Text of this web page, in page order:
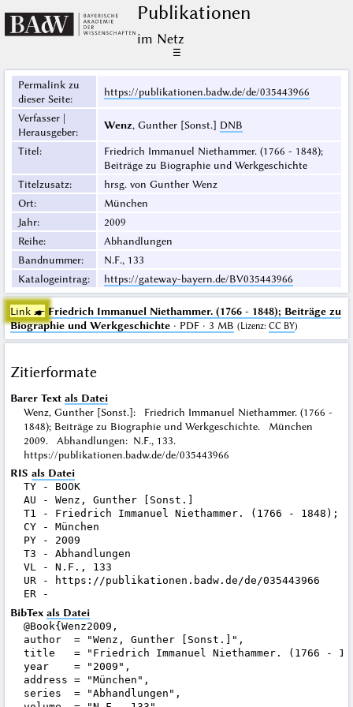
Publikationen
im Netz
☰
Permalink zu
dieser Seite:
https://publikationen.badw.de/de/035443966
Verfasser |
Herausgeber:
Wenz, Gunther [Sonst.] DNB
Titel:
Friedrich Immanuel Niethammer. (1766 - 1848);
Beiträge zu Biographie und Werkgeschichte
Titelzusatz:
hrsg. von Gunther Wenz
Ort:
München
Jahr:
2009
Reihe:
Abhandlungen
Bandnummer:
N.F., 133
Katalogeintrag: https://gateway-bayern.de/BV035443966
Link ☛ Friedrich Immanuel Niethammer. (1766 - 1848); Beiträge zu
Biographie und Werkgeschichte· PDF · 3 MB (Lizenz: CC BY)
Zitierformate
Barer Text als Datei
Wenz, Gunther [Sonst.]: Friedrich Immanuel Niethammer. (1766 -
1848); Beiträge zu Biographie und Werkgeschichte. München
2009. Abhandlungen: N.F., 133.
https://publikationen.badw.de/de/035443966
RIS als Datei
TY - BOOK
AU - Wenz, Gunther [Sonst.]
T1 - Friedrich Immanuel Niethammer. (1766 - 1848);
CY - München
PY - 2009
T3 - Abhandlungen
VL - N.F., 133
UR - https://publikationen.badw.de/de/035443966
BibTex als Datei
@Book{Wenz2009,
author  = "Wenz, Gunther [Sonst.]",
title   = "Friedrich Immanuel Niethammer. (1766 -
year    = "2009",
address = "München",
series  = "Abhandlungen",